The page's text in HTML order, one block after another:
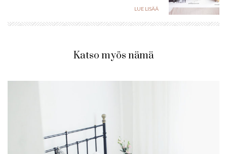
LUE LISÄÄ
Katso myös nämä